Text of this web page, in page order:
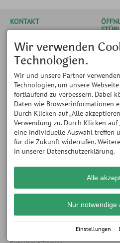
KONTAKT
Alpenwildpark
Obermaiselstein
Königsweg 4
87538 Obermaiselstein
DEUTSCHLAND
Tel.+49 8326 8163
Fax +49 8326 384 726
info@alpenwildpark.de
Mitte
bis
ÖFFNUNGSZEITEN WILDPARK
- ohne Führung -
Montag bis Sonntag: 11:00
bis 18:00 Uhr
- mit
-
-
und
um
Wir verwenden
Technologien.
Wir und unsere Partner
Technologien, um unsere
fortlaufend zu verbessern. Dabei
Daten wie Browserinformationen
Durch Klicken auf „Alle
Verwendung zu. Durch Klicken
eine individuelle Auswahl treffen
für die Zukunft widerrufen.
in unserer Datenschutzerklärung.
Alle
Nur notwendige
Einstellungen ·